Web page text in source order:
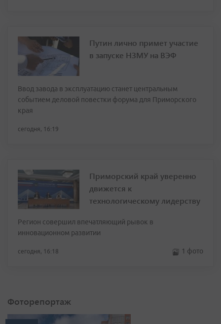
Путин лично примет участие
в запуске НЗМУ на ВЭФ
Ввод завода в эксплуатацию станет центральным
событием деловой повестки форума для Приморского
края
сегодня, 16:19
Приморский край уверенно
движется к
технологическому лидерству
Регион совершил впечатляющий рывок в
инновационном развитии
сегодня, 16:18 1 фото
Фоторепортаж